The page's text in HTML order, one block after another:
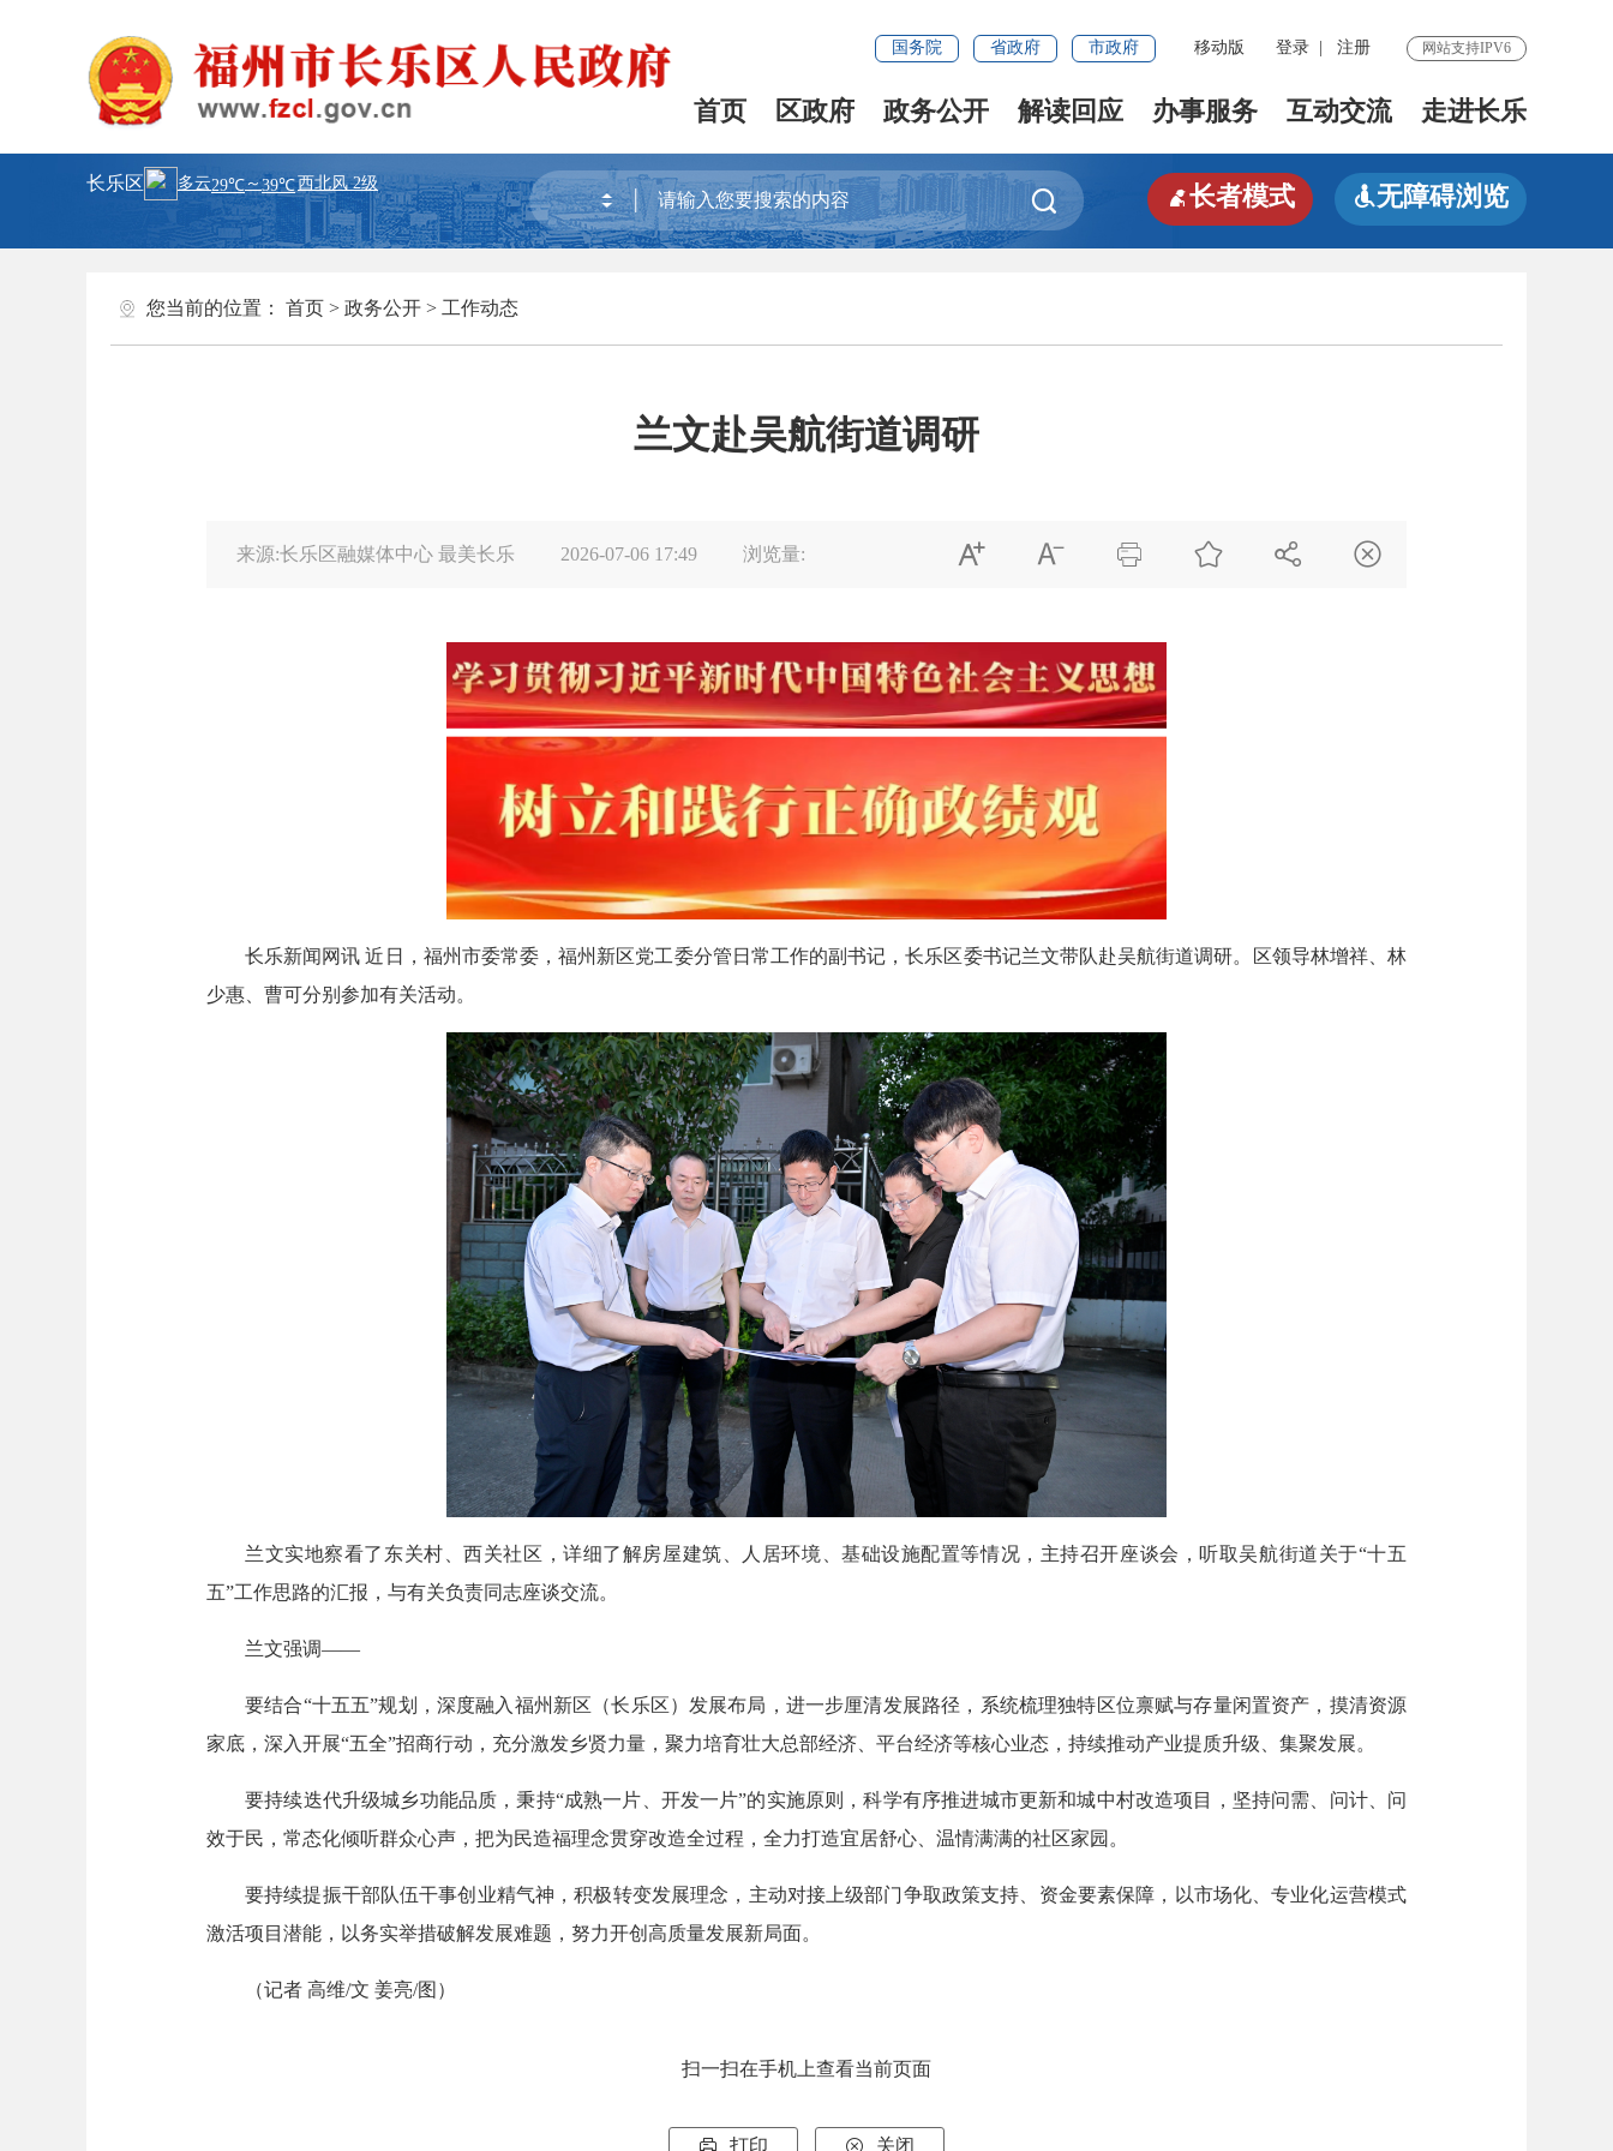
国务院 省政府 市政府 移动版 登录 注册 网站支持IPV6
首页 区政府 政务公开 解读回应 办事服务 互动交流 走进长乐
长乐区
 长者模式 无障碍浏览
您当前的位置： 首页 > 政务公开 > 工作动态
兰文赴吴航街道调研
来源:长乐区融媒体中心 最美长乐 2026-07-06 17:49 浏览量:      
长乐新闻网讯 近日，福州市委常委，福州新区党工委分管日常工作的副书记，长乐区委书记兰文带队赴吴航街道调研。区领导林增祥、林
少惠、曹可分别参加有关活动。
兰文实地察看了东关村、西关社区，详细了解房屋建筑、人居环境、基础设施配置等情况，主持召开座谈会，听取吴航街道关于“十五
五”工作思路的汇报，与有关负责同志座谈交流。
兰文强调——
要结合“十五五”规划，深度融入福州新区（长乐区）发展布局，进一步厘清发展路径，系统梳理独特区位禀赋与存量闲置资产，摸清资源
家底，深入开展“五全”招商行动，充分激发乡贤力量，聚力培育壮大总部经济、平台经济等核心业态，持续推动产业提质升级、集聚发展。
要持续迭代升级城乡功能品质，秉持“成熟一片、开发一片”的实施原则，科学有序推进城市更新和城中村改造项目，坚持问需、问计、问
效于民，常态化倾听群众心声，把为民造福理念贯穿改造全过程，全力打造宜居舒心、温情满满的社区家园。
要持续提振干部队伍干事创业精气神，积极转变发展理念，主动对接上级部门争取政策支持、资金要素保障，以市场化、专业化运营模式
激活项目潜能，以务实举措破解发展难题，努力开创高质量发展新局面。
（记者 高维/文 姜亮/图）
扫一扫在手机上查看当前页面
 打印  关闭